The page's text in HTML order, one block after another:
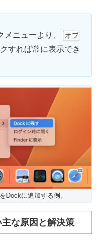
メニューより、
オプ
すれば常に表示でき
Dockに追加する例。
な原因と解決策